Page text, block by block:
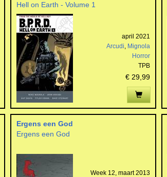
Hell on Earth - Volume 1
april 2021
Arcudi, Mignola
Horror
TPB
€ 29,99
Ergens een God
Ergens een God
Week 12, maart 2013